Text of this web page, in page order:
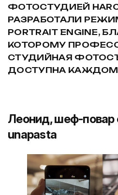
ФОТОСТУДИЕЙ
РАЗРАБОТАЛИ РЕЖИМ
PORTRAIT ENGINE,
КОТОРОМУ
СТУДИЙНАЯ
ДОСТУПНА
Леонид, шеф-повар
unapasta